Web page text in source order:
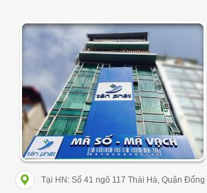
Tại HN: Số 41 ngõ 117 Thái Hà, Quận Đống